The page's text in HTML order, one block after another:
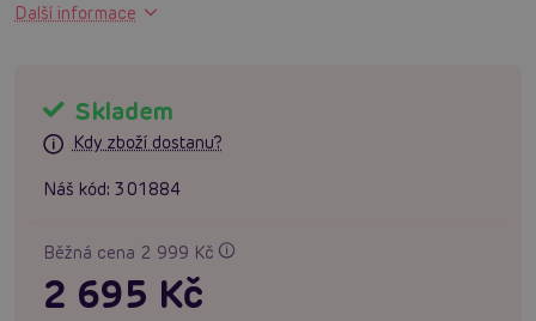
Další informace
Skladem
Kdy zboží dostanu?
Náš kód: 301884
Běžná cena 2 999 Kč
2 695 Kč